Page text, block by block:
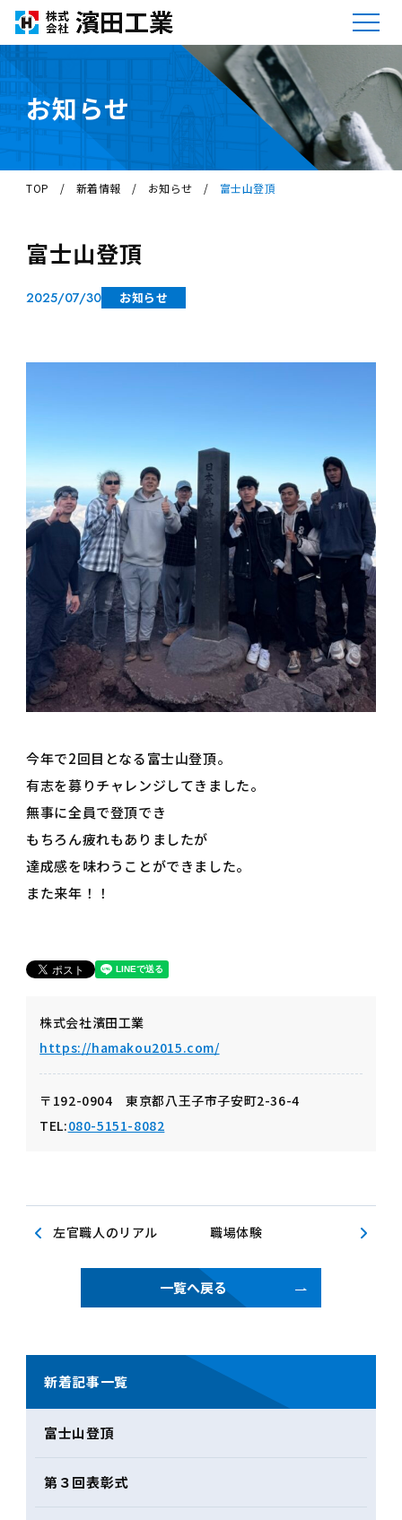
お知らせ
TOP / 新着情報 / お知らせ / 富士山登頂
富士山登頂
2025/07/30 お知らせ
今年で2回目となる富士山登頂。
有志を募りチャレンジしてきました。
無事に全員で登頂でき
もちろん疲れもありましたが
達成感を味わうことができました。
また来年！！
株式会社濱田工業
https://hamakou2015.com/
〒192-0904 東京都八王子市子安町2-36-4
TEL:080-5151-8082
左官職人のリアル 職場体験
一覧へ戻る
新着記事一覧
富士山登頂
第３回表彰式